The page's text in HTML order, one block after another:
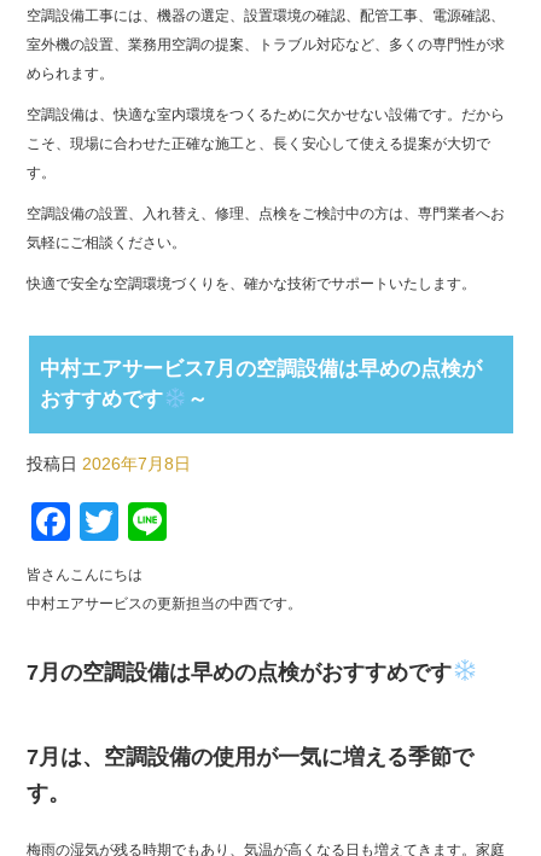
空調設備工事には、機器の選定、設置環境の確認、配管工事、電源確認、
室外機の設置、業務用空調の提案、トラブル対応など、多くの専門性が求
められます。
空調設備は、快適な室内環境をつくるために欠かせない設備です。だから
こそ、現場に合わせた正確な施工と、長く安心して使える提案が大切で
す。
空調設備の設置、入れ替え、修理、点検をご検討中の方は、専門業者へお
気軽にご相談ください。
快適で安全な空調環境づくりを、確かな技術でサポートいたします。
中村エアサービス7月の空調設備は早めの点検が
おすすめです
～
投稿日 2026年7月8日
Facebook
Twitter
皆さんこんにちは
中村エアサービスの更新担当の中西です。
7月の空調設備は早めの点検がおすすめです
7月は、空調設備の使用が一気に増える季節で
す。
梅雨の湿気が残る時期でもあり、気温が高くなる日も増えてきます。家庭